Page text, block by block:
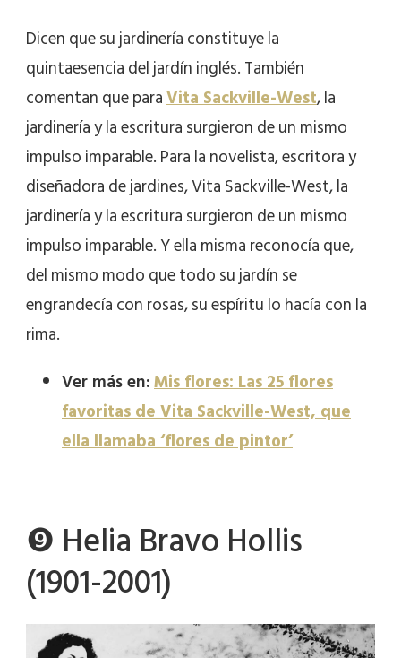
Dicen que su jardinería constituye la
quintaesencia del jardín inglés. También
comentan que paraVita Sackville-West, la
jardinería y la escritura surgieron de un mismo
impulso imparable. Para la novelista, escritora y
diseñadora de jardines, Vita Sackville-West, la
jardinería y la escritura surgieron de un mismo
impulso imparable. Y ella misma reconocía que,
del mismo modo que todo su jardín se
engrandecía con rosas, su espíritu lo hacía con la
rima.
Ver más en:Mis flores: Las 25 flores
favoritas de Vita Sackville-West, que
ella llamaba ‘flores de pintor’
❾ Helia Bravo Hollis
(1901-2001)